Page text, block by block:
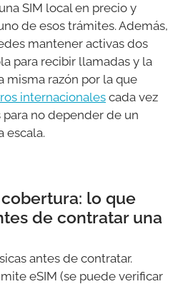
SIM local en precio y
de esos trámites. Además,
mantener activas dos
para recibir llamadas y la
misma razón por la que
internacionalescada vez
no depender de un
escala.
lo que
de contratar una
antes de contratar.
eSIM (se puede verificar